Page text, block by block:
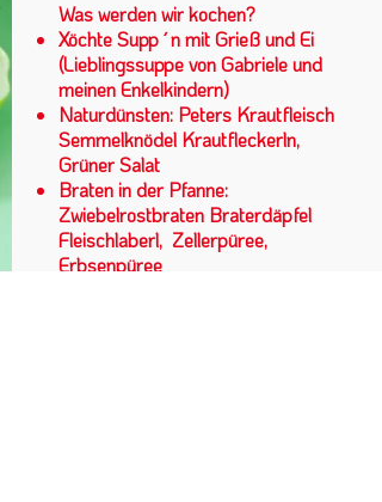
Was werden wir kochen?
Xöchte Supp´n mit Grieß und Ei
(Lieblingssuppe von Gabriele und
meinen Enkelkindern)
Naturdünsten: Peters Krautfleisch
Semmelknödel Krautfleckerln,
Grüner Salat
Braten in der Pfanne:
Zwiebelrostbraten Braterdäpfel
Fleischlaberl, Zellerpüree,
Erbsenpüree